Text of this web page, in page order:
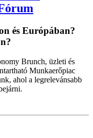
és Európában?
Brunch, üzleti és
Munkaerőpiac
ahol a legrelevánsabb